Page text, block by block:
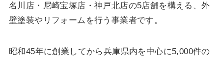
名川店・尼崎宝塚店・神戸北店の5店舗を構える、外
壁塗装やリフォームを行う事業者です。
昭和45年に創業してから兵庫県内を中心に5,000件の